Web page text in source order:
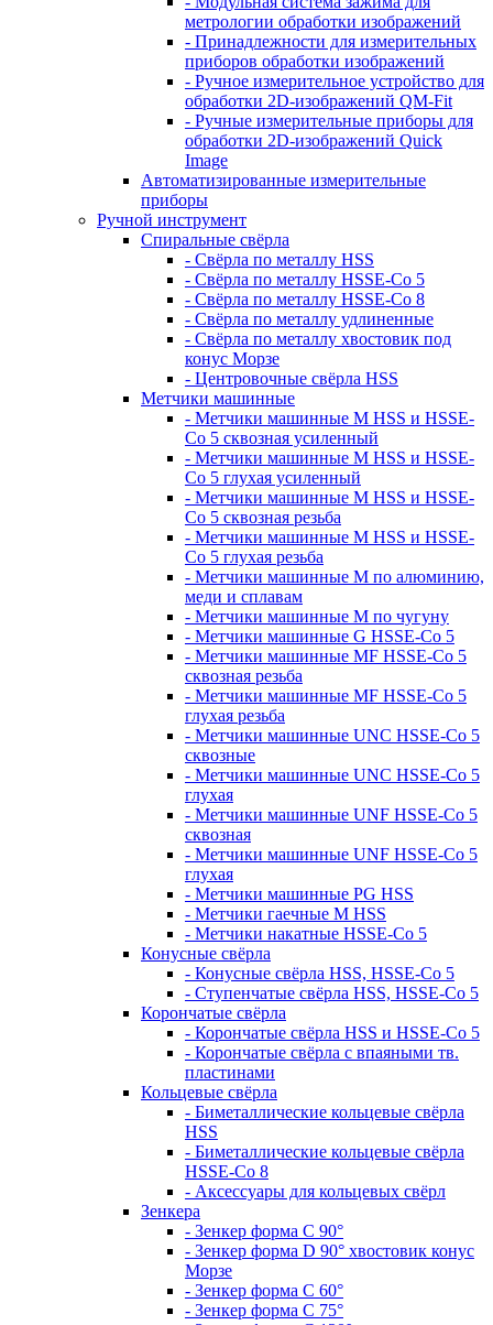
метрологии обработки изображений
- Принадлежности для измерительных
приборов обработки изображений
- Ручное измерительное устройство для
обработки 2D-изображений QM-Fit
- Ручные измерительные приборы для
обработки 2D-изображений Quick
Image
Автоматизированные измерительные
приборы
Ручной инструмент
Спиральные свёрла
- Свёрла по металлу HSS
- Свёрла по металлу HSSE-Co 5
- Свёрла по металлу HSSE-Co 8
- Свёрла по металлу удлиненные
- Свёрла по металлу хвостовик под
конус Морзе
- Центровочные свёрла HSS
Метчики машинные
- Метчики машинные M HSS и HSSE-
Co 5 сквозная усиленный
- Метчики машинные M HSS и HSSE-
Co 5 глухая усиленный
- Метчики машинные M HSS и HSSE-
Co 5 сквозная резьба
- Метчики машинные M HSS и HSSE-
Co 5 глухая резьба
- Метчики машинные M по алюминию,
меди и сплавам
- Метчики машинные M по чугуну
- Метчики машинные G HSSE-Co 5
- Метчики машинные MF HSSE-Co 5
сквозная резьба
- Метчики машинные MF HSSE-Co 5
глухая резьба
- Метчики машинные UNC HSSE-Co 5
сквозные
- Метчики машинные UNC HSSE-Co 5
глухая
- Метчики машинные UNF HSSE-Co 5
сквозная
- Метчики машинные UNF HSSE-Co 5
глухая
- Метчики машинные PG HSS
- Метчики гаечные M HSS
- Метчики накатные HSSE-Co 5
Конусные свёрла
- Конусные свёрла HSS, HSSE-Co 5
- Ступенчатые свёрла HSS, HSSE-Co 5
Корончатые свёрла
- Корончатые свёрла HSS и HSSE-Co 5
- Корончатые свёрла с впаяными тв.
пластинами
Кольцевые свёрла
- Биметаллические кольцевые свёрла
HSS
- Биметаллические кольцевые свёрла
HSSE-Co 8
- Аксессуары для кольцевых свёрл
Зенкера
- Зенкер форма С 90°
- Зенкер форма D 90° хвостовик конус
Морзе
- Зенкер форма С 60°
- Зенкер форма С 75°